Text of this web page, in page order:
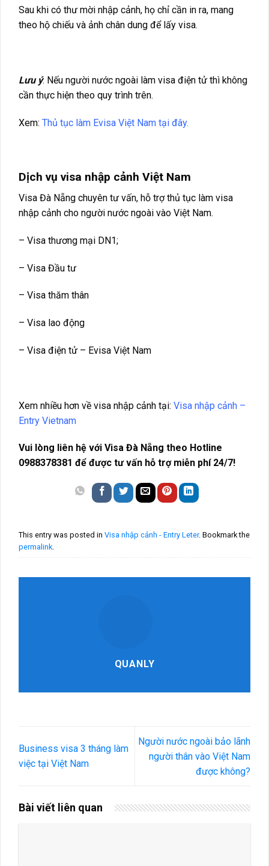
Sau khi có thư mời nhập cảnh, họ chỉ cần in ra, mang
theo hộ chiếu và ảnh chân dung để lấy visa.
Lưu ý: Nếu người nước ngoài làm visa điện tử thì không
cần thực hiện theo quy trình trên.
Xem: Thủ tục làm Evisa Việt Nam tại đây.
Dịch vụ visa nhập cảnh Việt Nam
Visa Đà Nẵng chuyên tư vấn, hỗ trợ thủ tục làm visa
nhập cảnh cho người nước ngoài vào Việt Nam.
– Visa thương mại DN1;
– Visa Đầu tư
– Visa thăm thân
– Visa lao động
– Visa điện tử – Evisa Việt Nam
Xem nhiều hơn về visa nhập cảnh tại: Visa nhập cảnh –
Entry Vietnam
Vui lòng liên hệ với Visa Đà Nẵng theo Hotline
0988378381 để được tư vấn hỗ trợ miễn phí 24/7!
This entry was posted in Visa nhập cảnh - Entry Leter. Bookmark the
permalink
QUANLY
Business visa 3 tháng làm
việc tại Việt Nam
Người nước ngoài bảo lãnh
người thân vào Việt Nam
được không?
Bài viết liên quan